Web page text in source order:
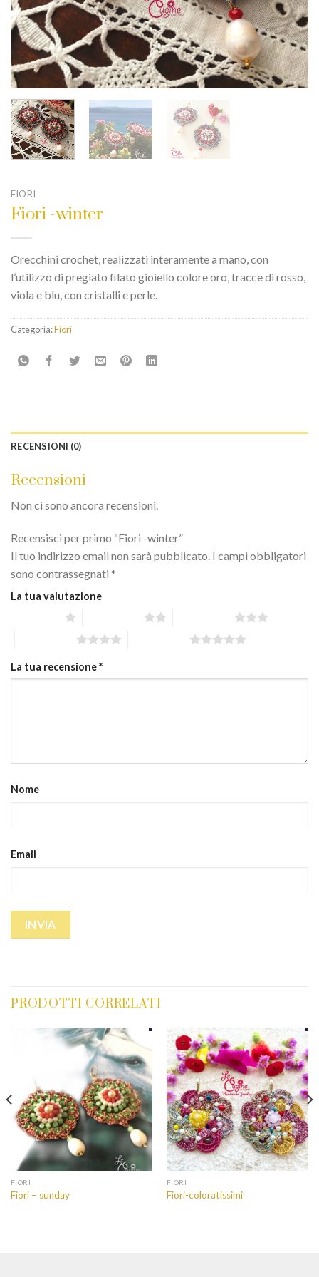
FIORI
Fiori -winter
Orecchini crochet, realizzati interamente a mano, con
l’utilizzo di pregiato filato gioiello colore oro, tracce di rosso,
viola e blu, con cristalli e perle.
Categoria:Fiori
RECENSIONI (0)
Recensioni
Non ci sono ancora recensioni.
Recensisci per primo “Fiori -winter”
Il tuo indirizzo email non sarà pubblicato. I campi obbligatori
sono contrassegnati *
La tua valutazione
La tua recensione*
Nome
Email
PRODOTTI CORRELATI
FIORI
Fiori – sunday
FIORI
Fiori-coloratissimi